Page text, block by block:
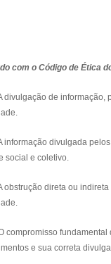
com o Código de Ética
divulgação de
informação divulgada
social e coletivo.
obstrução direta ou
compromisso
e sua correta